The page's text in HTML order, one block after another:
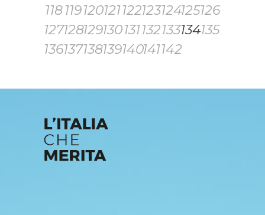
118 119120121122123124125126
127128129130131132133134135
136137138139140141142